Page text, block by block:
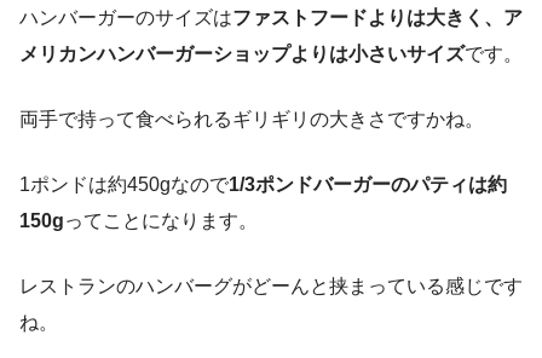
ハンバーガーのサイズはファストフードよりは大きく、ア
メリカンハンバーガーショップよりは小さいサイズです。
両手で持って食べられるギリギリの大きさですかね。
1ポンドは約450gなので1/3ポンドバーガーのパティは約
150gってことになります。
レストランのハンバーグがどーんと挟まっている感じです
ね。